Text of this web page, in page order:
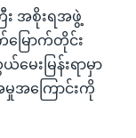
း အစိုးရအဖွဲ့
မြောက်တိုင်း
းမြန်းရာမှာ
အကြောင်းကို